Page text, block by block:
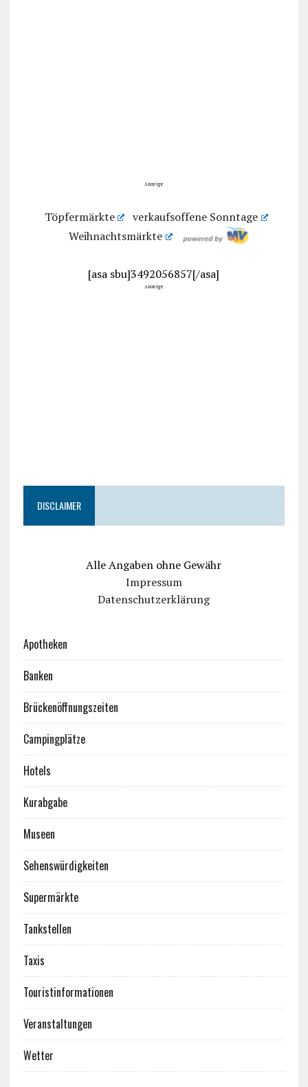
Anzeige
Töpfermärkte
verkaufsoffene Sonntage
Weihnachtsmärkte
[asa sbu]3492056857[/asa]
Anzeige
DISCLAIMER
Alle Angaben ohne Gewähr
Impressum
Datenschutzerklärung
Apotheken
Banken
Brückenöffnungszeiten
Campingplätze
Hotels
Kurabgabe
Museen
Sehenswürdigkeiten
Supermärkte
Tankstellen
Taxis
Touristinformationen
Veranstaltungen
Wetter